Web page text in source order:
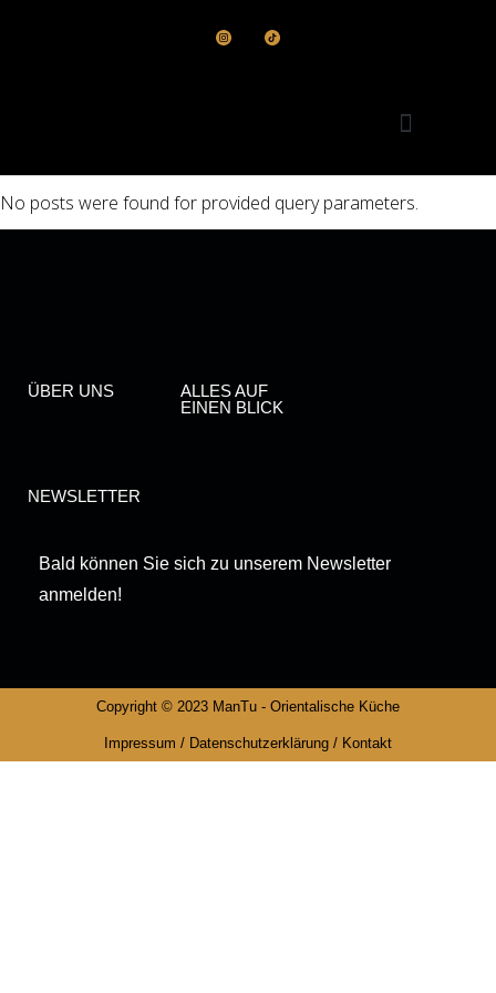
No posts were found for provided query parameters.
ÜBER UNS
ALLES AUF
EINEN BLICK
NEWSLETTER
Bald können Sie sich zu unserem Newsletter
anmelden!
Copyright © 2023 ManTu - Orientalische Küche
Impressum / Datenschutzerklärung / Kontakt